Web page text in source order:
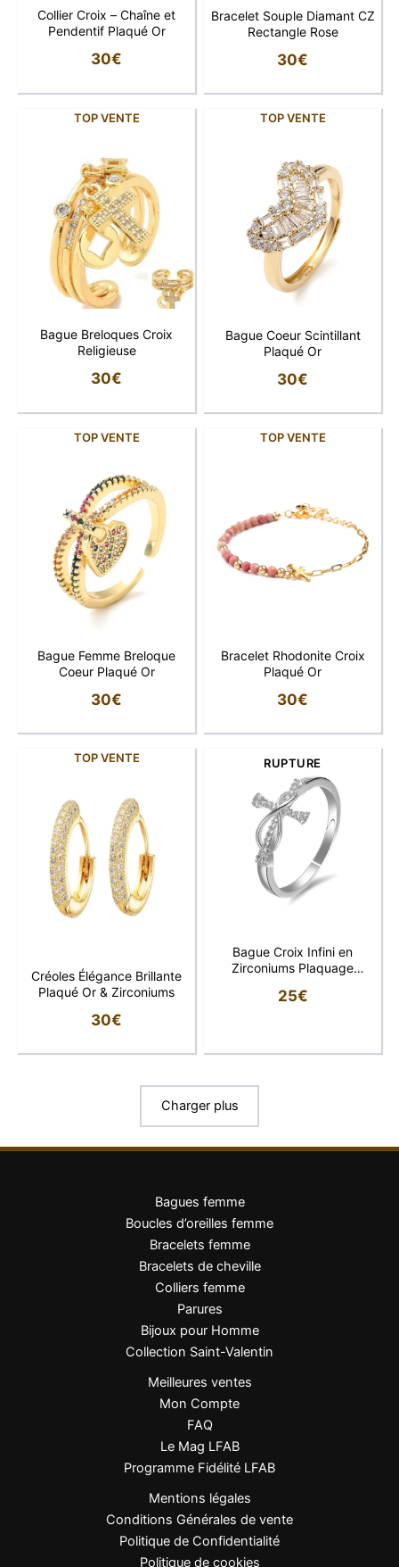
Collier Croix – Chaîne et
Pendentif Plaqué Or
30€
Bracelet Souple Diamant CZ
Rectangle Rose
30€
TOP VENTE
Bague Breloques Croix
Religieuse
30€
TOP VENTE
Bague Coeur Scintillant
Plaqué Or
30€
TOP VENTE
Bague Femme Breloque
Coeur Plaqué Or
30€
TOP VENTE
Bracelet Rhodonite Croix
Plaqué Or
30€
TOP VENTE
Créoles Élégance Brillante
Plaqué Or & Zirconiums
30€
RUPTURE
Bague Croix Infini en
Zirconiums Plaquage
25€
Charger plus
Bagues femme
Boucles d’oreilles femme
Bracelets femme
Bracelets de cheville
Colliers femme
Parures
Bijoux pour Homme
Collection Saint-Valentin
Meilleures ventes
Mon Compte
FAQ
Le Mag LFAB
Programme Fidélité LFAB
Mentions légales
Conditions Générales de vente
Politique de Confidentialité
Politique de cookies